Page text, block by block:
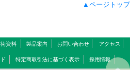
▲ページトップ
資料 製品案内 お問い合わせ アクセス
特定商取引法に基づく表示 採用情報